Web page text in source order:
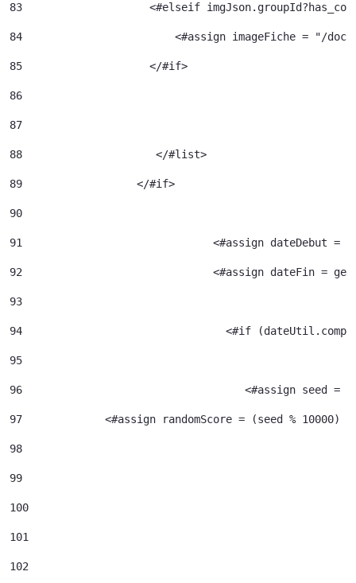
83
<#elseif
84
<#assign
85
                    </#if>
86
87
88
		       </#list>
89
		    </#if>
90
91
<#assign dateDebut
92
<#assign dateFin =
93
94
95
96
<#assign seed
97
<#assign randomScore = (seed % 10000)
98
99
100
101
102